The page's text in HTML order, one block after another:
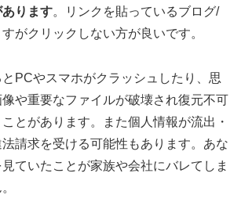
ります。リンクを貼っているブログ/
がクリックしない方が良いです。
PCやスマホがクラッシュしたり、思
や重要なファイルが破壊され復元不可
とがあります。また個人情報が流出・
請求を受ける可能性もあります。あな
ていたことが家族や会社にバレてしま